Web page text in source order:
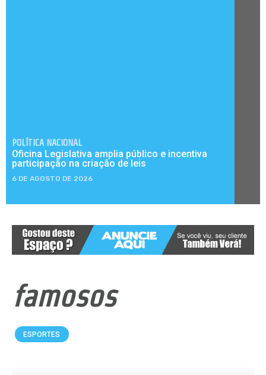
POLÍTICA NACIONAL
Oficina Legislativa amplia público e incentiva
participação na criação de leis
6 DE AGOSTO DE 2026
famosos
ESPORTES